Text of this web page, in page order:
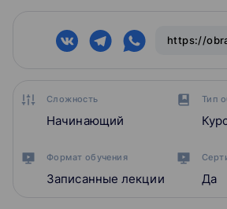
Сложность
Начинающий
Тип
Формат обучения
Записанные лекции Да